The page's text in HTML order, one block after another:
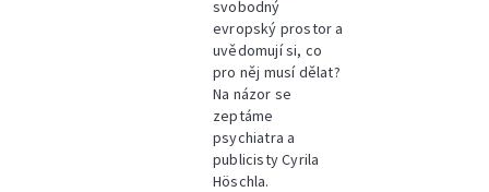
svobodný
evropský prostor a
uvědomují si, co
pro něj musí dělat?
Na názor se
zeptáme
psychiatra a
publicisty Cyrila
Höschla.